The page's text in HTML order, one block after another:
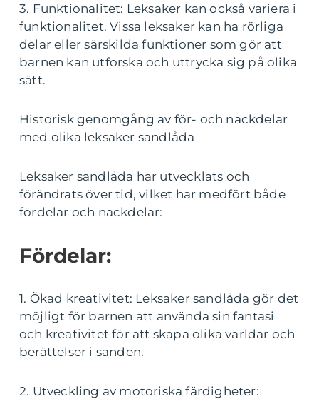
3. Funktionalitet: Leksaker kan också variera i
funktionalitet. Vissa leksaker kan ha rörliga
delar eller särskilda funktioner som gör att
barnen kan utforska och uttrycka sig på olika
sätt.
Historisk genomgång av för- och nackdelar
med olika leksaker sandlåda
Leksaker sandlåda har utvecklats och
förändrats över tid, vilket har medfört både
fördelar och nackdelar:
Fördelar:
1. Ökad kreativitet: Leksaker sandlåda gör det
möjligt för barnen att använda sin fantasi
och kreativitet för att skapa olika världar och
berättelser i sanden.
2. Utveckling av motoriska färdigheter: